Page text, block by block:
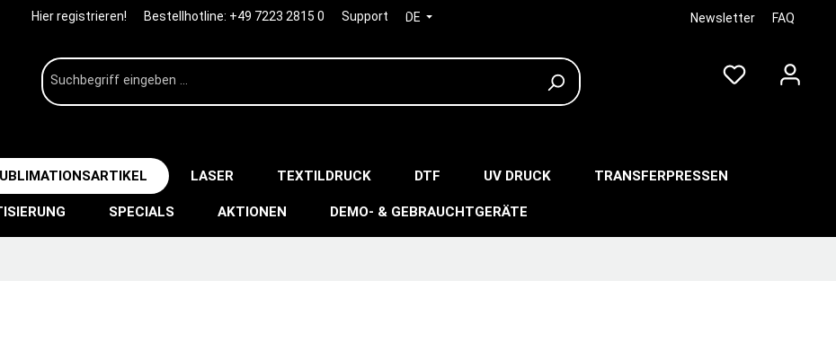
Hier registrieren! Bestellhotline: +49 7223 2815 0 Support DE Newsletter FAQ
LASER TEXTILDRUCK DTF UV DRUCK TRANSFERPRESSEN
SPECIALS AKTIONEN DEMO- & GEBRAUCHTGERÄTE